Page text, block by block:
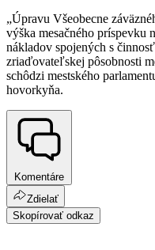
„Úpravu Všeobecne
výška mesačného príspevku
nákladov spojených s
zriaďovateľskej pôsobnosti
schôdzi mestského
hovorkyňa.
Komentáre
Zdielať
Skopírovať odkaz